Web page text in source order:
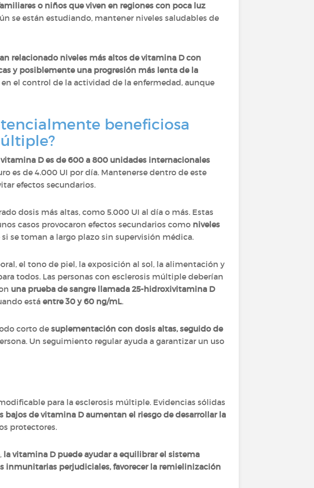
o niños que viven en regiones con poca luz
se están estudiando, mantener niveles saludables de
relacionado niveles más altos de vitamina D con
y posiblemente una progresión más lenta de la
el control de la actividad de la enfermedad, aunque
beneficiosa
D es de 600 a 800 unidades internacionales
es de 4.000 UI por día. Mantenerse dentro de este
efectos secundarios.
dosis más altas, como 5.000 UI al día o más. Estas
casos provocaron efectos secundarios como niveles
se toman a largo plazo sin supervisión médica.
el tono de piel, la exposición al sol, la alimentación y
todos. Las personas con esclerosis múltiple deberían
una prueba de sangre llamada 25-hidroxivitamina D
estáentre 30 y 60 ng/mL.
corto de suplementación con dosis altas, seguido de
Un seguimiento regular ayuda a garantizar un uso
para la esclerosis múltiple. Evidencias sólidas
bajos de vitamina D aumentan el riesgo de desarrollar la
protectores.
la vitamina D puede ayudar a equilibrar el sistema
inmunitarias perjudiciales, favorecer la remielinización